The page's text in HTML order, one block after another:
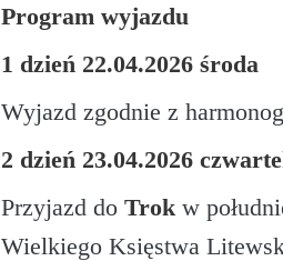
Program wyjazdu
1 dzień 22.04.2026 środa
Wyjazd zgodnie z
2 dzień 23.04.2026
Przyjazd do Trok w
Wielkiego Księstwa